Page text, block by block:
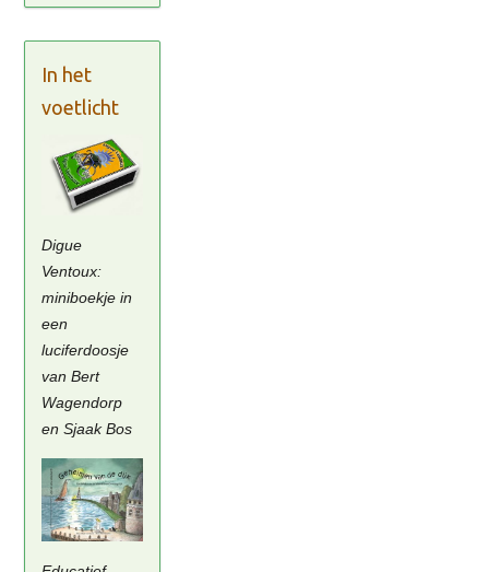
In het
voetlicht
Digue
Ventoux:
miniboekje in
een
luciferdoosje
van Bert
Wagendorp
en Sjaak Bos